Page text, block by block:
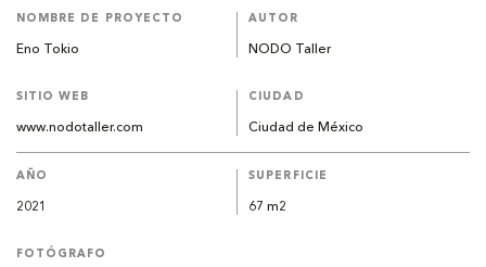
NOMBRE DE PROYECTO
Eno Tokio
AUTOR
NODO Taller
SITIO WEB
www.nodotaller.com
CIUDAD
Ciudad de México
AÑO
2021
SUPERFICIE
67 m2
FOTÓGRAFO